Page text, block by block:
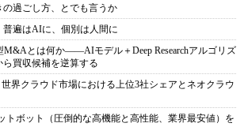
過ごし方、とでも言うか
遍はAIに、個別は人間に
M&Aとは何か――AIモデル＋Deep Researchアルゴリズ
買収候補を逆算する
界クラウド市場における上位3社シェアとネオクラウ
トボット（圧倒的な高機能と高性能、業界最安値）を